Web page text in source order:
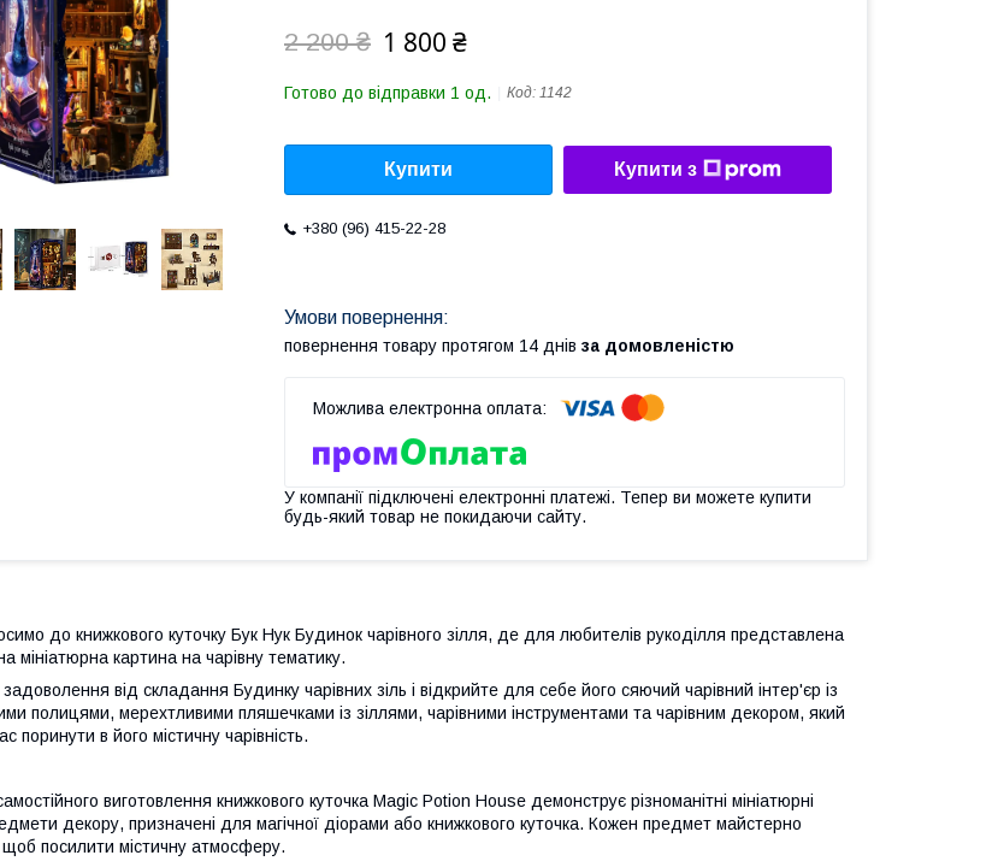
2 200 ₴ 1 800 ₴
Готово до відправки 1 од. Код: 1142
Купити Купити з
+380 (96) 415-22-28
повернення товару протягом 14 днів за домовленістю
У компанії підключені електронні платежі. Тепер ви можете купити
будь-який товар не покидаючи сайту.
до книжкового куточку Бук Нук Будинок чарівного зілля, де для любителів рукоділля представлена
мініатюрна картина на чарівну тематику.
від складання Будинку чарівних зіль і відкрийте для себе його сяючий чарівний інтер'єр із
полицями, мерехтливими пляшечками із зіллями, чарівними інструментами та чарівним декором, який
поринути в його містичну чарівність.
виготовлення книжкового куточка Magic Potion House демонструє різноманітні мініатюрні
декору, призначені для магічної діорами або книжкового куточка. Кожен предмет майстерно
посилити містичну атмосферу.